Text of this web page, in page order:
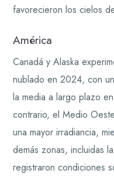
favorecieron los cielos
América
Canadá y Alaska
nublado en 2024, con
la media a largo plazo
contrario, el Medio
una mayor irradiancia,
demás zonas, incluidas
registraron condiciones